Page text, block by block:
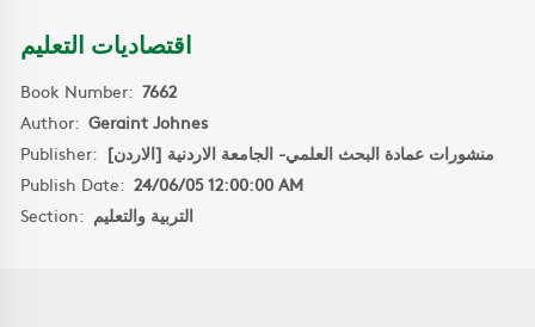
اقتصاديات التعليم
Book Number: 7662
Author: Geraint Johnes
Publisher: منشورات عمادة البحث العلمي- الجامعة الاردنية [الاردن]
Publish Date: 24/06/05 12:00:00 AM
Section: التربية والتعليم